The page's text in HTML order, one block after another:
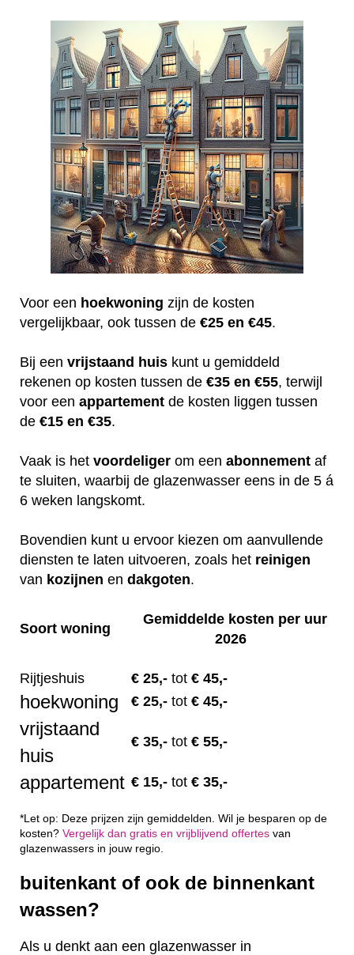
Voor een hoekwoning zijn de kosten
vergelijkbaar, ook tussen de €25 en €45.
Bij een vrijstaand huis kunt u gemiddeld
rekenen op kosten tussen de €35 en €55, terwijl
voor een appartement de kosten liggen tussen
de €15 en €35.
Vaak is het voordeliger om een abonnement af
te sluiten, waarbij de glazenwasser eens in de 5 á
6 weken langskomt.
Bovendien kunt u ervoor kiezen om aanvullende
diensten te laten uitvoeren, zoals het reinigen
van kozijnen en dakgoten.
Soort woning
Gemiddelde kosten per uur
2026
Rijtjeshuis € 25,- tot € 45,-
hoekwoning € 25,- tot € 45,-
vrijstaand
huis
€ 35,- tot € 55,-
appartement € 15,- tot € 35,-
*Let op: Deze prijzen zijn gemiddelden. Wil je besparen op de
kosten? Vergelijk dan gratis en vrijblijvend offertes van
glazenwassers in jouw regio.
buitenkant of ook de binnenkant
wassen?
Als u denkt aan een glazenwasser in